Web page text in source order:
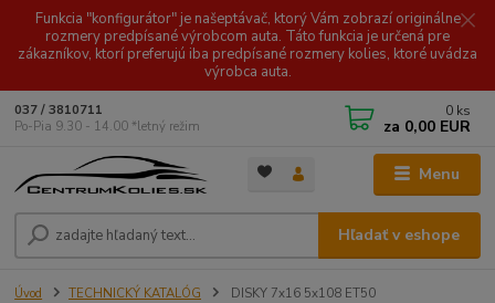
Funkcia "konfigurátor" je našeptávač, ktorý Vám zobrazí originálne
rozmery predpísané výrobcom auta. Táto funkcia je určená pre
zákazníkov, ktorí preferujú iba predpísané rozmery kolies, ktoré uvádza
výrobca auta.
Menu
Hľadať v eshope
037 / 3810711
Po-Pia 9.30 - 14.00 *letný režim
0 ks
za 0,00 EUR
Úvod TECHNICKÝ KATALÓG DISKY 7x16 5x108 ET50